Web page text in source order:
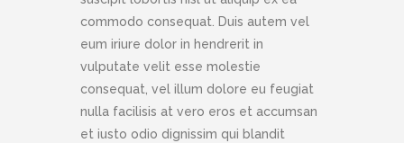
commodo consequat. Duis autem vel
eum iriure dolor in hendrerit in
vulputate velit esse molestie
consequat, vel illum dolore eu feugiat
nulla facilisis at vero eros et accumsan
et iusto odio dignissim qui blandit